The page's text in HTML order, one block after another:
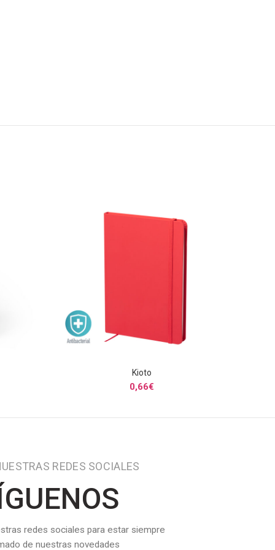
SELECCIONAR OPCIONES
Kioto
0,66€
REDES SOCIALES
redes sociales para estar siempre
de nuestras novedades